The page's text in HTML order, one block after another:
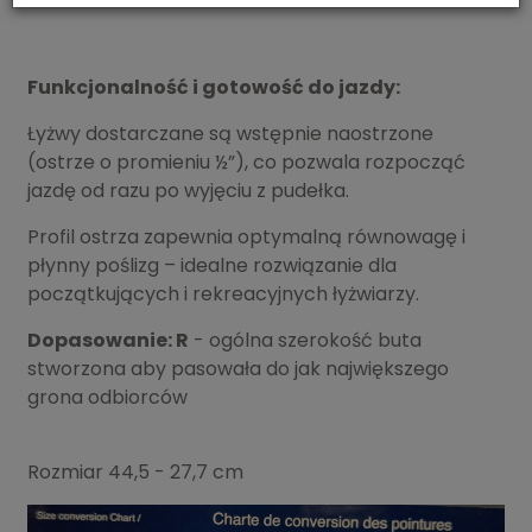
Funkcjonalność i gotowość do jazdy:
Łyżwy dostarczane są wstępnie naostrzone
(ostrze o promieniu ½”), co pozwala rozpocząć
jazdę od razu po wyjęciu z pudełka.
Profil ostrza zapewnia optymalną równowagę i
płynny poślizg – idealne rozwiązanie dla
początkujących i rekreacyjnych łyżwiarzy.
Dopasowanie:R - ogólna szerokość buta
stworzona aby pasowała do jak największego
grona odbiorców
Rozmiar 44,5 - 27,7 cm